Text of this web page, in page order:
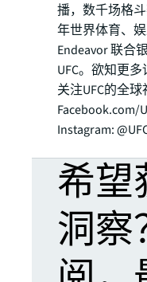
播，数千场格
年世界体育、
Endeavor 联合
UFC。欲知更
关注UFC的全
Facebook.com/
Instagram: @UFC
希望
洞察